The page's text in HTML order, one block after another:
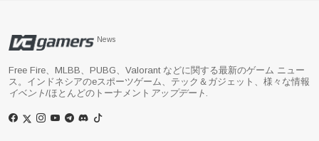
News
Free Fire、MLBB、PUBG、Valorant などに関する最新のゲーム ニュー
ス。インドネシアのeスポーツゲーム、テック＆ガジェット、様々な情報
イベント/ほとんどのトーナメント アップデート